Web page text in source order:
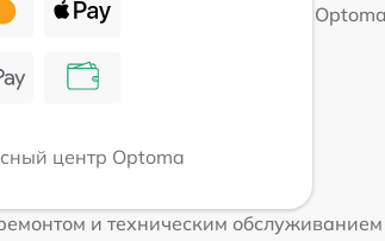
центр Optoma
и техническим